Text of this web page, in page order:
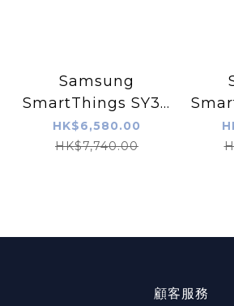
Samsung
SmartThings SY30
MAX WP IP54 防水
智能門鎖 連基本安裝
HK$6,580.00
HK$7,740.00
顧客服務